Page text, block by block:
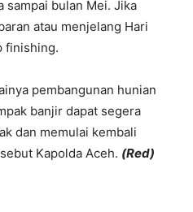
sampai bulan Mei. Jika
atau menjelang Hari
finishing.
pembangunan hunian
banjir dapat segera
dan memulai kembali
Kapolda Aceh. (Red)